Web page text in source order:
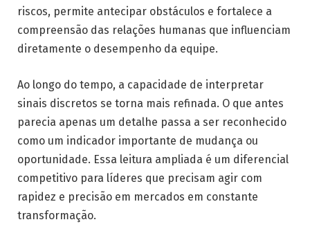
riscos, permite antecipar obstáculos e fortalece a
compreensão das relações humanas que influenciam
diretamente o desempenho da equipe.
Ao longo do tempo, a capacidade de interpretar
sinais discretos se torna mais refinada. O que antes
parecia apenas um detalhe passa a ser reconhecido
como um indicador importante de mudança ou
oportunidade. Essa leitura ampliada é um diferencial
competitivo para líderes que precisam agir com
rapidez e precisão em mercados em constante
transformação.